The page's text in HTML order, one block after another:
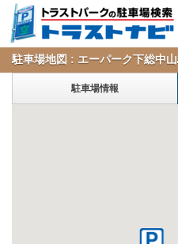
駐車場地図 : エーパーク下総中
駐車場情報